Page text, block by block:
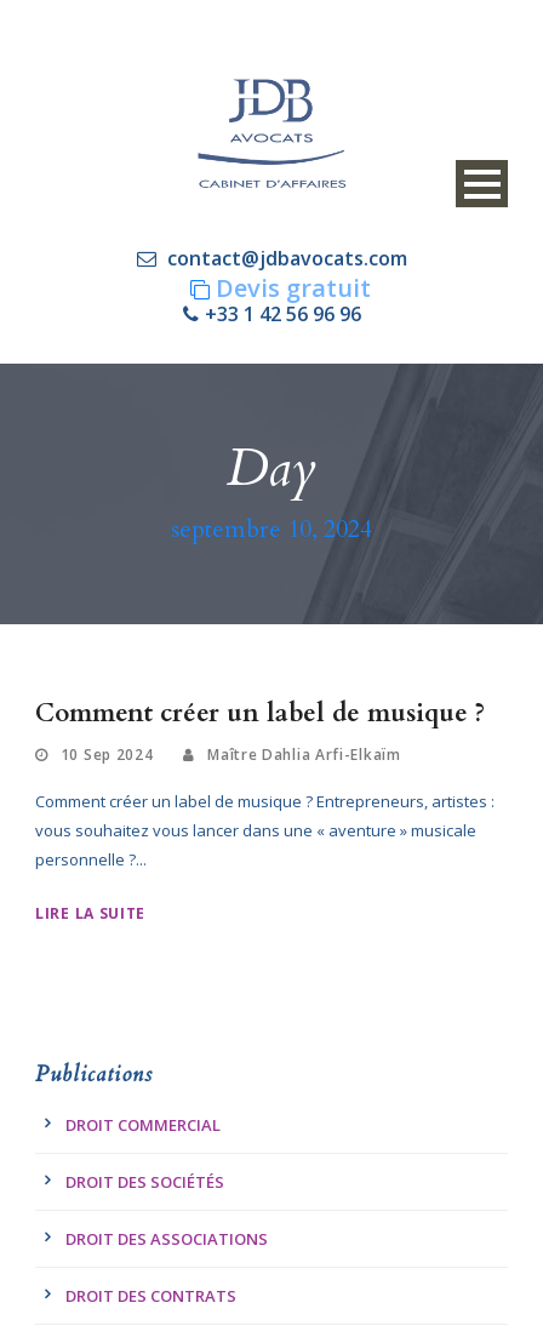
contact@jdbavocats.com
Devis gratuit
+33 1 42 56 96 96
Day
septembre 10, 2024
Comment créer un label de musique ?
10 Sep 2024 Maître Dahlia Arfi-Elkaïm
Comment créer un label de musique ? Entrepreneurs, artistes :
vous souhaitez vous lancer dans une « aventure » musicale
personnelle ?...
LIRE LA SUITE
Publications
DROIT COMMERCIAL
DROIT DES SOCIÉTÉS
DROIT DES ASSOCIATIONS
DROIT DES CONTRATS